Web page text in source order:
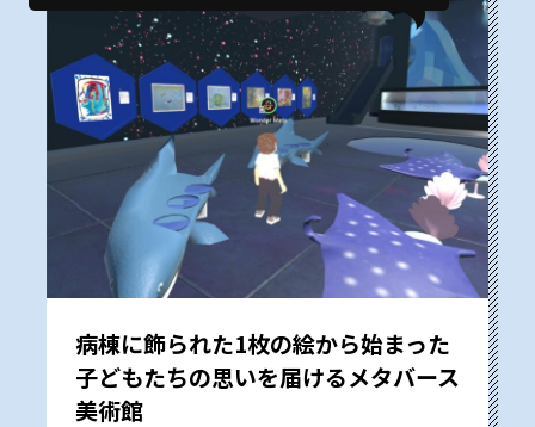
病棟に飾られた1枚の絵から始まった――
子どもたちの思いを届けるメタバース
美術館